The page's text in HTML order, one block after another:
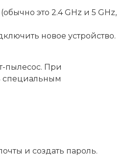
это 2.4 GHz и 5 GHz,
новое устройство.
пылесос. При
специальным
и создать пароль.